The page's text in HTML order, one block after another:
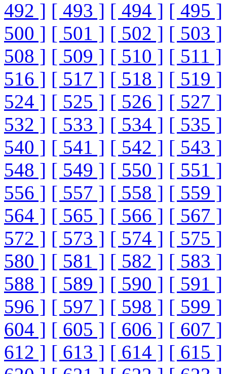
492 ] [ 493 ] [ 494 ] [ 495 ]
500 ] [ 501 ] [ 502 ] [ 503 ]
508 ] [ 509 ] [ 510 ] [ 511 ]
516 ] [ 517 ] [ 518 ] [ 519 ]
524 ] [ 525 ] [ 526 ] [ 527 ]
532 ] [ 533 ] [ 534 ] [ 535 ]
540 ] [ 541 ] [ 542 ] [ 543 ]
548 ] [ 549 ] [ 550 ] [ 551 ]
556 ] [ 557 ] [ 558 ] [ 559 ]
564 ] [ 565 ] [ 566 ] [ 567 ]
572 ] [ 573 ] [ 574 ] [ 575 ]
580 ] [ 581 ] [ 582 ] [ 583 ]
588 ] [ 589 ] [ 590 ] [ 591 ]
596 ] [ 597 ] [ 598 ] [ 599 ]
604 ] [ 605 ] [ 606 ] [ 607 ]
612 ] [ 613 ] [ 614 ] [ 615 ]